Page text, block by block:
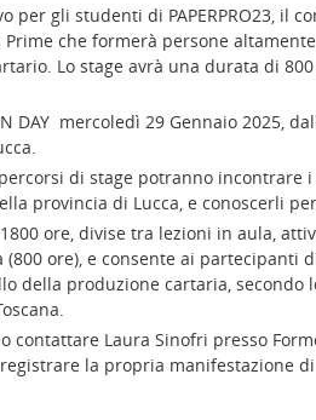
gli studenti di PAPERPRO23, il
Prime che formerà persone
Lo stage avrà una durata di
DAY mercoledì 29 Gennaio 2025,
di stage potranno incontrare
provincia di Lucca, e conoscerli
ore, divise tra lezioni in aula,
ore), e consente ai partecipanti
della produzione cartaria, secondo
contattare Laura Sinofri presso
la propria manifestazione